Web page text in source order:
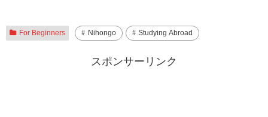
For Beginners Nihongo Studying Abroad
スポンサーリンク